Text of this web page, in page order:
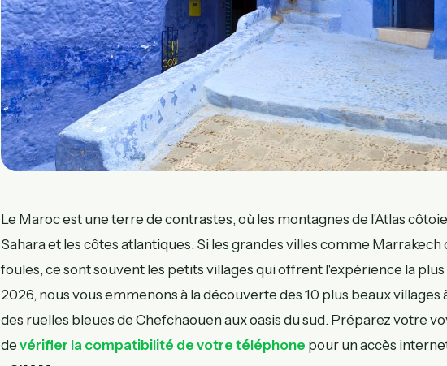
Le Maroc est une terre de contrastes, où les montagnes de l'Atlas
Sahara et les côtes atlantiques. Si les grandes villes comme Marrakech
foules, ce sont souvent les petits villages qui offrent l'expérience la
2026, nous vous emmenons à la découverte des 10 plus beaux villages
des ruelles bleues de Chefchaouen aux oasis du sud. Préparez votre
de vérifier la compatibilité de votre téléphone pour un accès